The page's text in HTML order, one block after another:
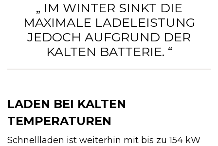
„ IM WINTER SINKT DIE
MAXIMALE LADELEISTUNG
JEDOCH AUFGRUND DER
KALTEN BATTERIE. “
LADEN BEI KALTEN
TEMPERATUREN
Schnellladen ist weiterhin mit bis zu 154 kW